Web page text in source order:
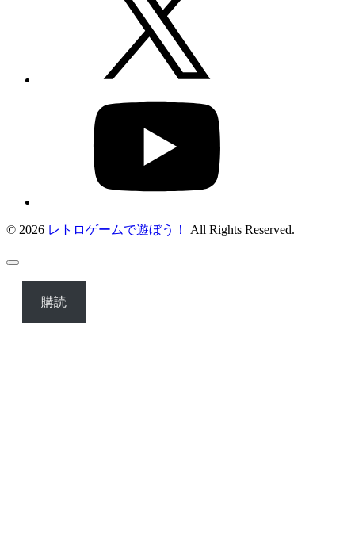
© 2026 レトロゲームで遊ぼう！ All Rights Reserved.
購読